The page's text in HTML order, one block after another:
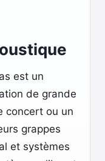
est un
de grande
concert ou un
grappes
et systèmes